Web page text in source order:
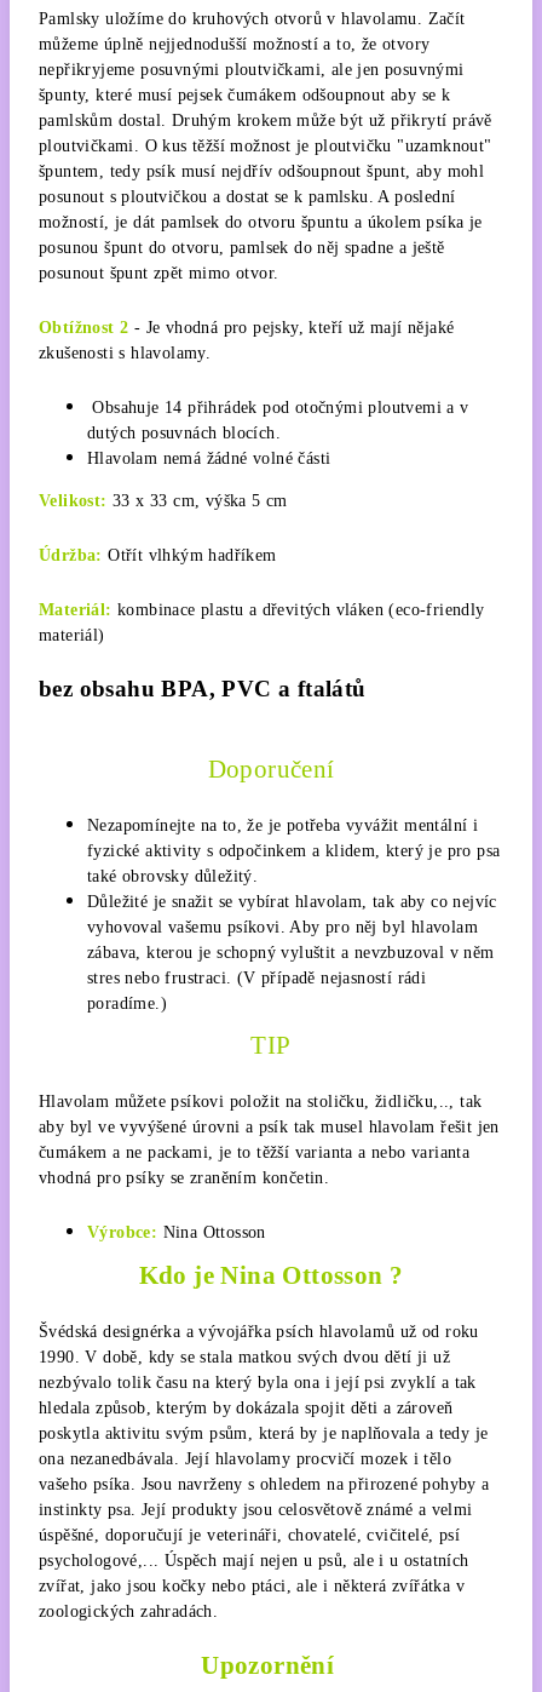
Pamlsky uložíme do kruhových otvorů v hlavolamu. Začít
můžeme úplně nejjednodušší možností a to, že otvory
nepřikryjeme posuvnými ploutvičkami, ale jen posuvnými
špunty, které musí pejsek čumákem odšoupnout aby se k
pamlskům dostal. Druhým krokem může být už přikrytí právě
ploutvičkami. O kus těžší možnost je ploutvičku "uzamknout"
špuntem, tedy psík musí nejdřív odšoupnout špunt, aby mohl
posunout s ploutvičkou a dostat se k pamlsku. A poslední
možností, je dát pamlsek do otvoru špuntu a úkolem psíka je
posunou špunt do otvoru, pamlsek do něj spadne a ještě
posunout špunt zpět mimo otvor.
Obtížnost 2 - Je vhodná pro pejsky, kteří už mají nějaké
zkušenosti s hlavolamy.
Obsahuje 14 přihrádek pod otočnými ploutvemi a v
dutých posuvnách blocích.
Hlavolam nemá žádné volné části
Velikost: 33 x 33 cm, výška 5 cm
Údržba: Otřít vlhkým hadříkem
Materiál: kombinace plastu a dřevitých vláken (eco-friendly
materiál)
bez obsahu BPA, PVC a ftalátů
Doporučení
Nezapomínejte na to, že je potřeba vyvážit mentální i
fyzické aktivity s odpočinkem a klidem, který je pro psa
také obrovsky důležitý.
Důležité je snažit se vybírat hlavolam, tak aby co nejvíc
vyhovoval vašemu psíkovi. Aby pro něj byl hlavolam
zábava, kterou je schopný vyluštit a nevzbuzoval v něm
stres nebo frustraci. (V případě nejasností rádi
poradíme.)
TIP
Hlavolam můžete psíkovi položit na stoličku, židličku,.., tak
aby byl ve vyvýšené úrovni a psík tak musel hlavolam řešit jen
čumákem a ne packami, je to těžší varianta a nebo varianta
vhodná pro psíky se zraněním končetin.
Výrobce: Nina Ottosson
Kdo je Nina Ottosson ?
Švédská designérka a vývojářka psích hlavolamů už od roku
1990. V době, kdy se stala matkou svých dvou dětí ji už
nezbývalo tolik času na který byla ona i její psi zvyklí a tak
hledala způsob, kterým by dokázala spojit děti a zároveň
poskytla aktivitu svým psům, která by je naplňovala a tedy je
ona nezanedbávala. Její hlavolamy procvičí mozek i tělo
vašeho psíka. Jsou navrženy s ohledem na přirozené pohyby a
instinkty psa. Její produkty jsou celosvětově známé a velmi
úspěšné, doporučují je veterináři, chovatelé, cvičitelé, psí
psychologové,... Úspěch mají nejen u psů, ale i u ostatních
zvířat, jako jsou kočky nebo ptáci, ale i některá zvířátka v
zoologických zahradách.
Upozornění